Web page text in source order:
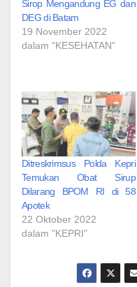
Sirop Mengandung EG dan
DEG di Batam
19 November 2022
dalam "KESEHATAN"
Ditreskrimsus Polda Kepri
Temukan Obat Sirup
Dilarang BPOM RI di 58
Apotek
22 Oktober 2022
dalam "KEPRI"